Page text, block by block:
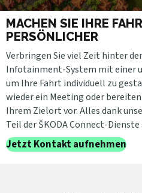
MACHEN SIE IHRE
PERSÖNLICHER
Verbringen Sie viel Zeit hinter
Infotainment-System mit einer
um Ihre Fahrt individuell zu
wieder ein Meeting oder
Ihrem Zielort vor. Alles dank
Teil der ŠKODA Connect-Dienste
Jetzt Kontakt aufnehmen